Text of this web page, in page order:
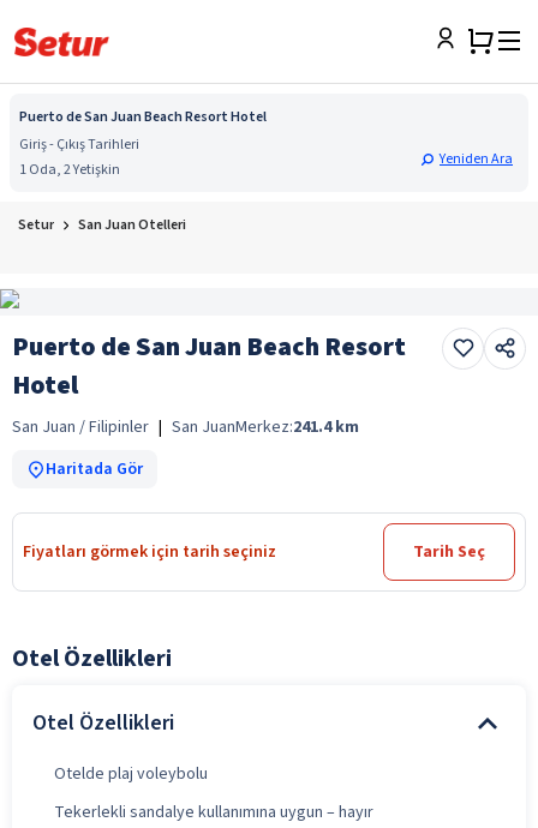
Puerto de San Juan Beach Resort Hotel
Giriş - Çıkış Tarihleri
1 Oda, 2 Yetişkin
Yeniden Ara
Setur San Juan Otelleri
Puerto de San Juan Beach Resort
Hotel
San Juan / Filipinler | San JuanMerkez:241.4 km
Haritada Gör
Fiyatları görmek için tarih seçiniz Tarih Seç
Otel Özellikleri
Otel Özellikleri
Otelde plaj voleybolu
Tekerlekli sandalye kullanımına uygun – hayır